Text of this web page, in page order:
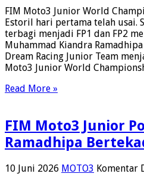
Impresif
Hari
Pertama
Moto3
Junior
Di
FIM Moto3 Junior World
Estoril hari pertama telah usai.
terbagi menjadi FP1 dan FP2
Muhammad Kiandra
Dream Racing Junior Team
Moto3 Junior World
Read More »
FIM Moto3 Junior
Ramadhipa
10 Juni 2026 MOTO3 Komentar